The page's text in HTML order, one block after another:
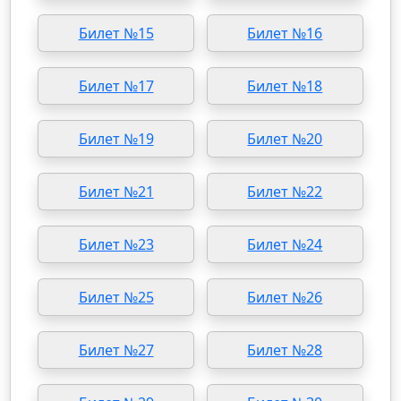
Билет №15 Билет №16
Билет №17 Билет №18
Билет №19 Билет №20
Билет №21 Билет №22
Билет №23 Билет №24
Билет №25 Билет №26
Билет №27 Билет №28